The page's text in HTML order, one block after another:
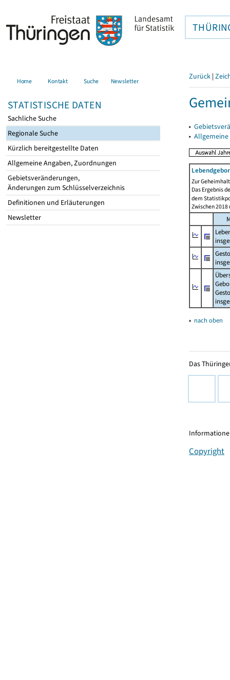
Home Kontakt Suche Newsletter
STATISTISCHE DATEN
Sachliche Suche
Regionale Suche
Kürzlich bereitgestellte Daten
Allgemeine Angaben, Zuordnungen
Gebietsveränderungen,
Änderungen zum Schlüsselverzeichnis
Definitionen und Erläuterungen
Newsletter
Zurück |
▸
▸
Zur
Das Ergebnis
dem
Zwischen
▴ nach oben
Das
Copyright